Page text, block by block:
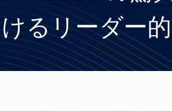
けるリーダー